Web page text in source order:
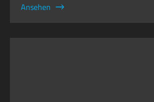
Ansehen